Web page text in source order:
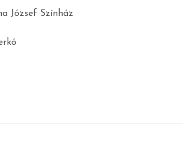
József Színház